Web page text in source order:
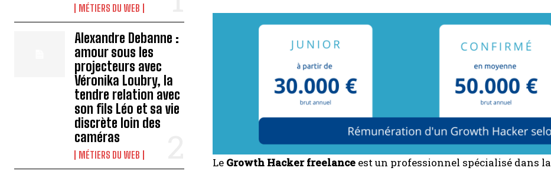
MÉTIERS DU WEB
Alexandre Debanne :
amour sous les
projecteurs avec
Véronika Loubry, la
tendre relation avec
son fils Léo et sa vie
discrète loin des
caméras
MÉTIERS DU WEB
Le Growth Hacker freelance est un professionnel spécialisé dans la